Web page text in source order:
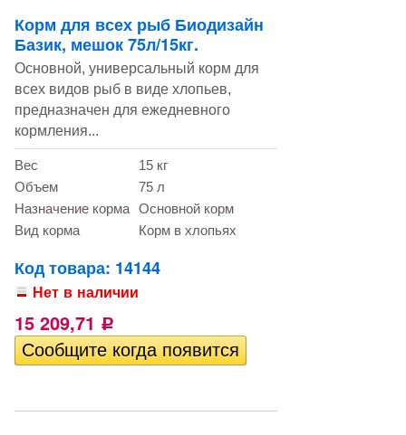
Корм для всех рыб Биодизайн
Базик, мешок 75л/15кг.
Основной, универсальный корм для
всех видов рыб в виде хлопьев,
предназначен для ежедневного
кормления...
Вес
15 кг
Объем
75 л
Назначение корма
Основной корм
Вид корма
Корм в хлопьях
Код товара: 14144
Нет в наличии
15 209,71 Р